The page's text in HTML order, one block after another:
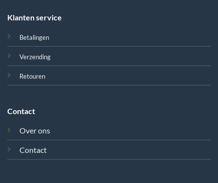
Klanten service
Betalingen
Verzending
Retouren
Contact
Over ons
Contact